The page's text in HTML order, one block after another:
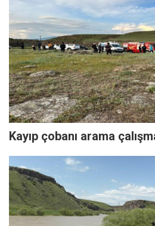
Kayıp çobanı arama